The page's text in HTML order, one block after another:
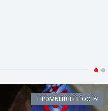
ПРОМЫШЛЕННОСТЬ